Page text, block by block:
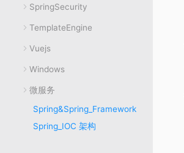
SpringSecurity
TemplateEngine
Vuejs
Windows
微服务
Spring&Spring_Framework
Spring_IOC 架构